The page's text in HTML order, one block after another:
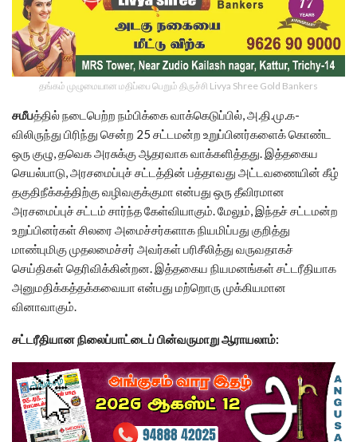
தங்கம் முழுமையான மதிப்பை பெறும் திருச்சி Livya Shree Gold Bankers
சமீபத்தில் நடைபெற்ற நம்பிக்கை வாக்கெடுப்பில், அ.தி.மு.க-
விலிருந்து பிரிந்து சென்ற 25 சட்டமன்ற உறுப்பினர்களைக் கொண்ட
ஒரு குழு, தவெக அரசுக்கு ஆதரவாக வாக்களித்தது. இத்தகைய
செயல்பாடு, அரசமைப்புச் சட்டத்தின் பத்தாவது அட்டவணையின் கீழ்
தகுதிநீக்கத்திற்கு வழிவகுக்குமா என்பது ஒரு தீவிரமான
அரசமைப்புச் சட்டம் சார்ந்த கேள்வியாகும். மேலும், இந்தச் சட்டமன்ற
உறுப்பினர்கள் சிலரை அமைச்சர்களாக நியமிப்பது குறித்து
மாண்புமிகு முதலமைச்சர் அவர்கள் பரிசீலித்து வருவதாகச்
செய்திகள் தெரிவிக்கின்றன. இத்தகைய நியமனங்கள் சட்டரீதியாக
அனுமதிக்கத்தக்கவையா என்பது மற்றொரு முக்கியமான
வினாவாகும்.
சட்டரீதியான நிலைப்பாட்டைப் பின்வருமாறு ஆராயலாம்: